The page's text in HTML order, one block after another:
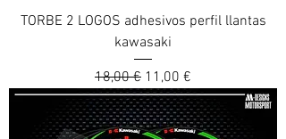
TORBE 2 LOGOS adhesivos perfil llantas
kawasaki
Prix original
18,00 € Prix promotionnel
11,00 €